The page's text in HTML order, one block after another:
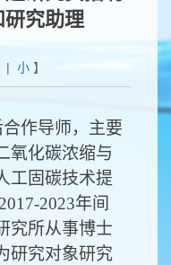
研究助理
| 小】
作导师，主要
氧化碳浓缩与
工固碳技术提
2023年间
究所从事博士
研究对象研究